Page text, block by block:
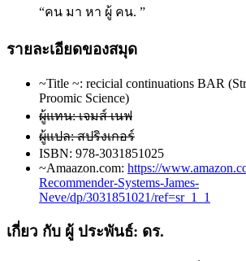
“คน มา หา ผู้ คน. ”
รายละเอียดของสมุด
~Title ~: recicial continuations BAR
Proomic Science)
ผู้แทน: เจมส์ เนฟ
ผู้แปล: สปริงเกอร์
ISBN: 978-3031851025
~Amaazon.com: https://
Recommender-Systems-James-
Neve/dp/3031851021/ref=sr_1_1
เกี่ยว กับ ผู้ ประพันธ์: ดร.